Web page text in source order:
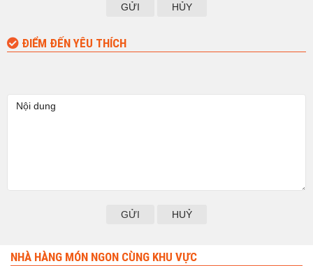
GỬI HỦY
ĐIỂM ĐẾN YÊU THÍCH
HUỶ
NHÀ HÀNG MÓN NGON CÙNG KHU VỰC